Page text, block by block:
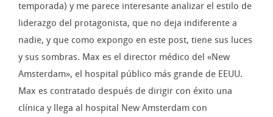
temporada) y me parece interesante analizar el estilo de
liderazgo del protagonista, que no deja indiferente a
nadie, y que como expongo en este post, tiene sus luces
y sus sombras. Max es el director médico del «New
Amsterdam», el hospital público más grande de EEUU.
Max es contratado después de dirigir con éxito una
clínica y llega al hospital New Amsterdam con